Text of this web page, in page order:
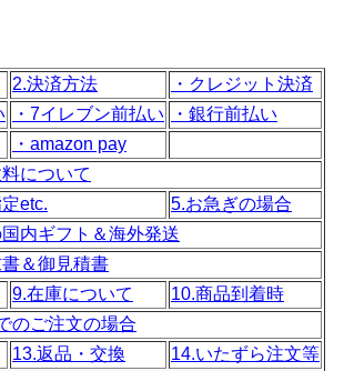
2.決済方法
・クレジット決済
・7イレブン前払い
・銀行前払い
・amazon pay
について
etc.
5.お急ぎの場合
内ギフト＆海外発送
＆御見積書
9.在庫について
10.商品到着時
のご注文の場合
13.返品・交換
14.いたずら注文等